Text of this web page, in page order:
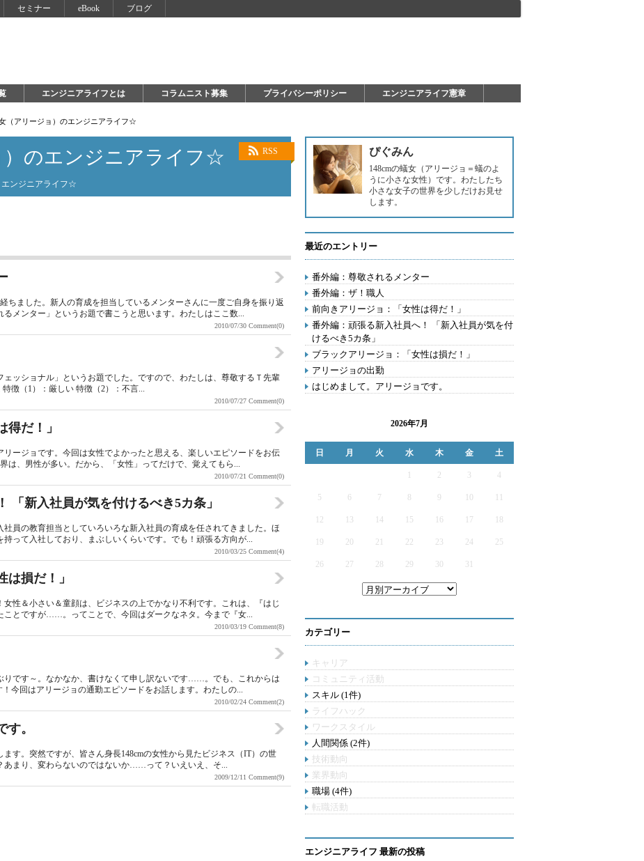
セミナー eBook ブログ
エンジニアライフとは コラムニスト募集 プライバシーポリシー エンジニアライフ憲章
（アリージョ）のエンジニアライフ☆
RSS
）のエンジニアライフ☆
エンジニアライフ☆
ちました。新人の育成を担当しているメンターさんに一度ご自身を振り返
メンター」というお題で書こうと思います。わたしはここ数...
2010/07/30 Comment(0)
ッショナル」というお題でした。ですので、わたしは、尊敬するＴ先輩
徴（1）：厳しい 特徴（2）：不言...
2010/07/27 Comment(0)
だ！」
ージョです。今回は女性でよかったと思える、楽しいエピソードをお伝
は、男性が多い。だから、「女性」ってだけで、覚えてもら...
2010/07/21 Comment(0)
「新入社員が気を付けるべき5カ条」
員の教育担当としていろいろな新入社員の育成を任されてきました。ほ
って入社しており、まぶしいくらいです。でも！頑張る方向が...
2010/03/25 Comment(4)
損だ！」
性＆小さい＆童顔は、ビジネスの上でかなり不利です。これは、『はじ
ことですが……。ってことで、今回はダークなネタ。今まで『女...
2010/03/19 Comment(8)
りです～。なかなか、書けなくて申し訳ないです……。でも、これからは
今回はアリージョの通勤エピソードをお話します。わたしの...
2010/02/24 Comment(2)
。
す。突然ですが、皆さん身長148cmの女性から見たビジネス（IT）の世
あまり、変わらないのではないか……って？いえいえ、そ...
2009/12/11 Comment(9)
ぴぐみん
148cmの蟻女（アリージョ＝蟻のよ
うに小さな女性）です。わたしたち
小さな女子の世界を少しだけお見せ
します。
最近のエントリー
番外編：尊敬されるメンター
番外編：ザ！職人
前向きアリージョ：「女性は得だ！」
番外編：頑張る新入社員へ！ 「新入社員が気を付
けるべき5カ条」
ブラックアリージョ：「女性は損だ！」
アリージョの出勤
はじめまして。アリージョです。
2026年7月
日 月 火 水 木 金 土
2 3 4
5 6 7 9
12 13 14 15 16 17
19 20 21 22 23 24 25
26 27 28 29 30 31
カテゴリー
キャリア
コミュニティ活動
スキル (1件)
ライフハック
ワークスタイル
人間関係 (2件)
技術動向
業界動向
職場 (4件)
転職活動
エンジニアライフ 最新の投稿